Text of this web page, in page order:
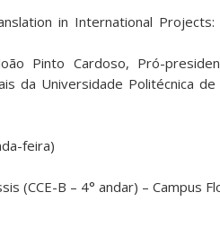
in International
Pinto Cardoso, Pró-
da Universidade Politécnica de
feira)
(CCE-B – 4° andar) – Campus